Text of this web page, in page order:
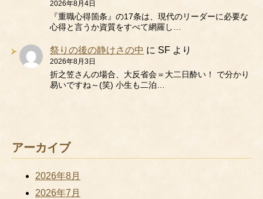
2026年8月4日
『重職心得箇条』の17条は、現代のリーダーに必要な
心得と言うか資質をすべて網羅し…
祭りの後の静けさの中 に SF より
2026年8月3日
折之笠さんの場合、大反省会＝大二日酔い！ で分かり
易いですね～(笑) 小生も二泊…
アーカイブ
2026年8月
2026年7月